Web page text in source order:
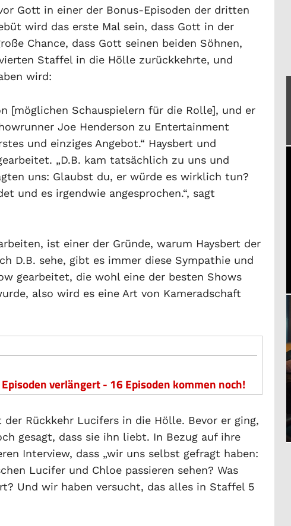
Gott in einer der Bonus-Episoden der dritten
wird das erste Mal sein, dass Gott in der
Chance, dass Gott seinen beiden Söhnen,
Staffel in die Hölle zurückkehrte, und
wird:
[möglichen Schauspielern für die Rolle], und er
Joe Henderson zu Entertainment
und einziges Angebot.“ Haysbert und
„D.B. kam tatsächlich zu uns und
uns: Glaubst du, er würde es wirklich tun?
und es irgendwie angesprochen.“, sagt
ist einer der Gründe, warum Haysbert der
D.B. sehe, gibt es immer diese Sympathie und
gearbeitet, die wohl eine der besten Shows
also wird es eine Art von Kameradschaft
verlängert - 16 Episoden kommen noch!
der Rückkehr Lucifers in die Hölle. Bevor er ging,
gesagt, dass sie ihn liebt. In Bezug auf ihre
Interview, dass „wir uns selbst gefragt haben:
Lucifer und Chloe passieren sehen? Was
Und wir haben versucht, das alles in Staffel 5